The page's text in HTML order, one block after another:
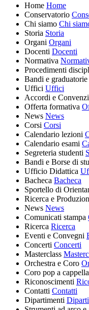
Home Home
Conservatorio
Chi siamo Chi
Storia Storia
Organi Organi
Docenti Docenti
Normativa
Procedimenti
Bandi e graduatorie
Uffici Uffici
Accordi e
Offerta formativa
News News
Corsi Corsi
Calendario lezioni
Calendario esami
Segreteria studenti
Bandi e Borse di
Ufficio Didattica
Bacheca Bacheca
Sportello di
Ricerca e
News News
Comunicati stampa
Ricerca Ricerca
Eventi e Convegni
Concerti Concerti
Masterclass
Orchestra e Coro
Coro pop a cappella
Riconoscimenti
Contatti Contatti
Dipartimenti